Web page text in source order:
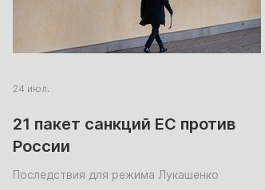
21 пакет санкций ЕС против
России
Последствия для режима Лукашенко
24 июл.